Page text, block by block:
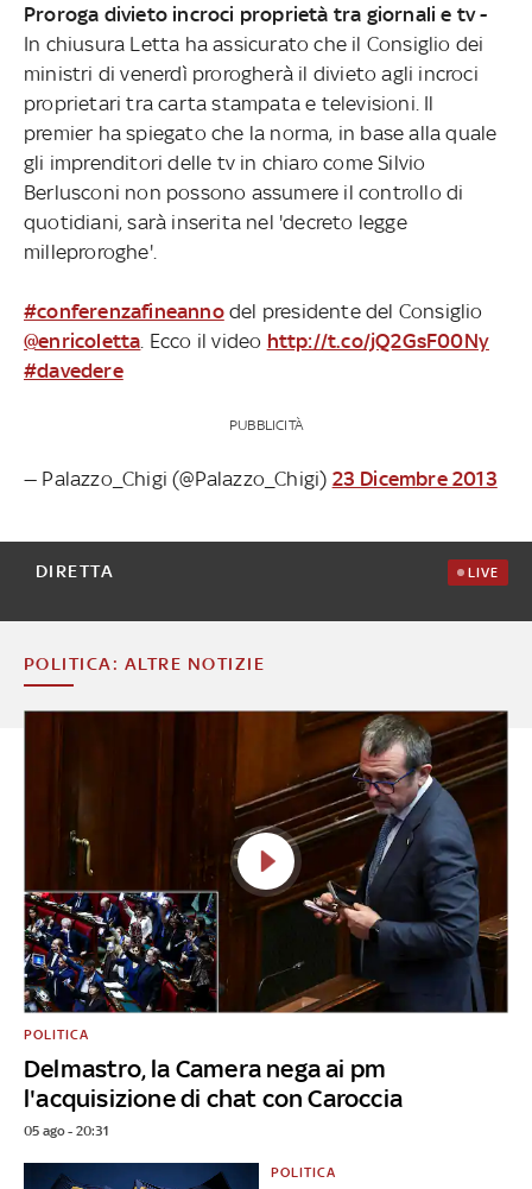
Proroga divieto incroci proprietà tra giornali e tv -
In chiusura Letta ha assicurato che il Consiglio dei
ministri di venerdì prorogherà il divieto agli incroci
proprietari tra carta stampata e televisioni. Il
premier ha spiegato che la norma, in base alla quale
gli imprenditori delle tv in chiaro come Silvio
Berlusconi non possono assumere il controllo di
quotidiani, sarà inserita nel 'decreto legge
milleproroghe'.
#conferenzafineannodel presidente del Consiglio
@enricoletta . Ecco il video http://t.co/jQ2GsF00Ny
#davedere
PUBBLICITÀ
— Palazzo_Chigi (@Palazzo_Chigi) 23 Dicembre 2013
DIRETTA LIVE
POLITICA: ALTRE NOTIZIE
Delmastro, la Camera nega ai pm
l'acquisizione di chat con Caroccia
POLITICA
05 ago - 20:31
POLITICA